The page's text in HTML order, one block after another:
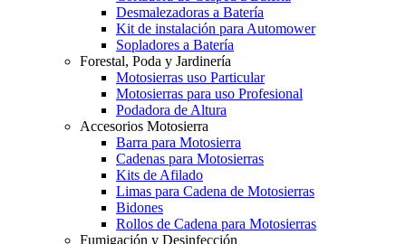
Desmalezadoras a Batería
Kit de instalación para Automower
Sopladores a Batería
Forestal, Poda y Jardinería
Motosierras uso Particular
Motosierras para uso Profesional
Podadora de Altura
Accesorios Motosierra
Barra para Motosierra
Cadenas para Motosierras
Kits de Afilado
Limas para Cadena de Motosierras
Bidones
Rollos de Cadena para Motosierras
Fumigación y Desinfección